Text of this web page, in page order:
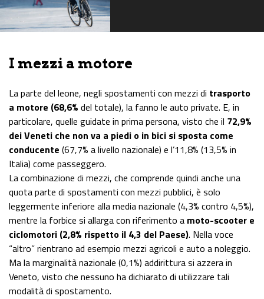
I mezzi a motore
La parte del leone, negli spostamenti con mezzi di trasporto
a motore (68,6% del totale), la fanno le auto private. E, in
particolare, quelle guidate in prima persona, visto che il 72,9%
dei Veneti che non va a piedi o in bici si sposta come
conducente (67,7% a livello nazionale) e l’11,8% (13,5% in
Italia) come passeggero.
La combinazione di mezzi, che comprende quindi anche una
quota parte di spostamenti con mezzi pubblici, è solo
leggermente inferiore alla media nazionale (4,3% contro 4,5%),
mentre la forbice si allarga con riferimento a moto-scooter e
ciclomotori (2,8% rispetto il 4,3 del Paese). Nella voce
“altro” rientrano ad esempio mezzi agricoli e auto a noleggio.
Ma la marginalità nazionale (0,1%) addirittura si azzera in
Veneto, visto che nessuno ha dichiarato di utilizzare tali
modalità di spostamento.